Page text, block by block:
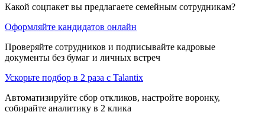
Какой соцпакет вы предлагаете семейным сотрудникам?
Оформляйте кандидатов онлайн
Проверяйте сотрудников и подписывайте кадровые
документы без бумаг и личных встреч
Ускорьте подбор в 2 раза с Talantix
Автоматизируйте сбор откликов, настройте воронку,
собирайте аналитику в 2 клика